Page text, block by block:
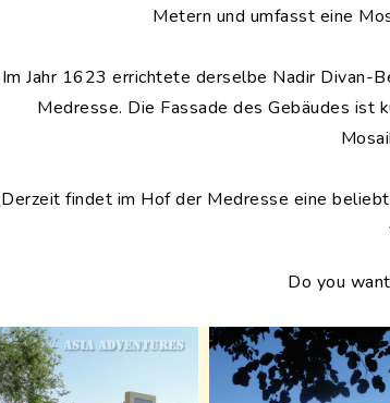
Metern und umfasst eine
Im Jahr 1623 errichtete derselbe Nadir Divan-
Medresse. Die Fassade des Gebäudes ist
Derzeit findet im Hof ​​der Medresse eine
Do you